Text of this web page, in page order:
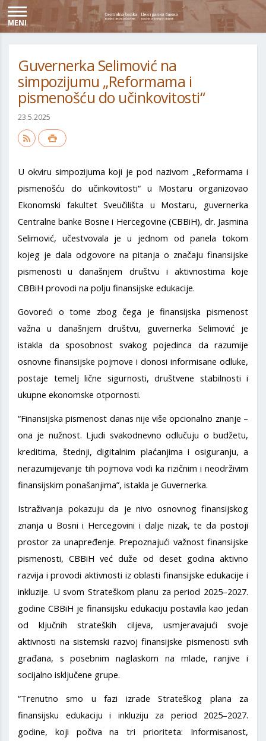
MENI
Guvernerka Selimović na
simpozijumu „Reformama i
pismenošću do učinkovitosti“
23.5.2025
U okviru simpozijuma koji je pod nazivom „Reformama i
pismenošću do učinkovitosti“ u Mostaru organizovao
Ekonomski fakultet Sveučilišta u Mostaru, guvernerka
Centralne banke Bosne i Hercegovine (CBBiH), dr. Jasmina
Selimović, učestvovala je u jednom od panela tokom
kojeg je dala odgovore na pitanja o značaju finansijske
pismenosti u današnjem društvu i aktivnostima koje
CBBiH provodi na polju finansijske edukacije.
Govoreći o tome zbog čega je finansijska pismenost
važna u današnjem društvu, guvernerka Selimović je
istakla da sposobnost svakog pojedinca da razumije
osnovne finansijske pojmove i donosi informisane odluke,
postaje temelj lične sigurnosti, društvene stabilnosti i
ukupne ekonomske otpornosti.
“Finansijska pismenost danas nije više opcionalno znanje –
ona je nužnost. Ljudi svakodnevno odlučuju o budžetu,
kreditima, štednji, digitalnim plaćanjima i osiguranju, a
nerazumijevanje tih pojmova vodi ka rizičnim i neodrživim
finansijskim ponašanjima”, istakla je Guvernerka.
Istraživanja pokazuju da je nivo osnovnog finansijskog
znanja u Bosni i Hercegovini i dalje nizak, te da postoji
prostor za unapređenje. Prepoznajući važnost finansijske
pismenosti, CBBiH već duže od deset godina aktivno
razvija i provodi aktivnosti iz oblasti finansijske edukacije i
inkluzije. U svom Strateškom planu za period 2025–2027.
godine CBBiH je finansijsku edukaciju postavila kao jedan
od ključnih strateških ciljeva, usmjeravajući svoje
aktivnosti na sistemski razvoj finansijske pismenosti svih
građana, s posebnim naglaskom na mlade, ranjive i
socijalno isključene grupe.
“Trenutno smo u fazi izrade Strateškog plana za
finansijsku edukaciju i inkluziju za period 2025–2027.
godine, koji počiva na tri prioriteta: Informisanost,